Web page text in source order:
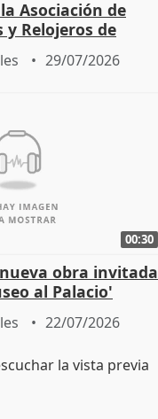
Asociación de
y Relojeros de
IGP
29/07/2026
00:30
obra invitada
al Palacio'
22/07/2026